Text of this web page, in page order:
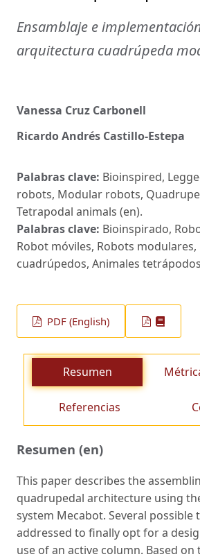
Ensamblaje e
arquitectura cuadrúpeda
Vanessa Cruz Carbonell
Ricardo Andrés Castillo-Estepa
Palabras clave: Bioinspired,
robots, Modular robots,
Tetrapodal animals (en).
Palabras clave: Bioinspirado,
Robot móviles, Robots modulares,
cuadrúpedos, Animales
PDF (English)
Resumen
Referencias
Resumen (en)
This paper describes the
quadrupedal architecture using
system Mecabot. Several possible
addressed to finally opt for a
use of an active column. Based on